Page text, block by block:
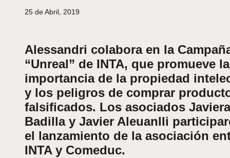
25 de Abril, 2019
Alessandri colabora en la
“Unreal” de INTA, que promueve la
importancia de la propiedad
y los peligros de comprar
falsificados. Los asociados Javiera
Badilla y Javier Aleuanlli
el lanzamiento de la asociación
INTA y Comeduc.